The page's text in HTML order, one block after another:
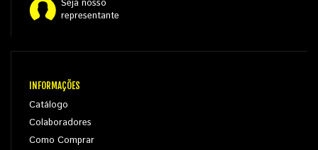
Seja nosso
representante
INFORMAÇÕES
Catálogo
Colaboradores
Como Comprar